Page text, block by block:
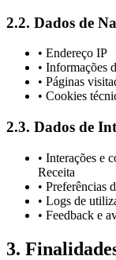
2.2. Dados de
• Endereço IP
• Informações
• Páginas
• Cookies
2.3. Dados de
• Interações e
Receita
• Preferências
• Logs de
• Feedback e
3.